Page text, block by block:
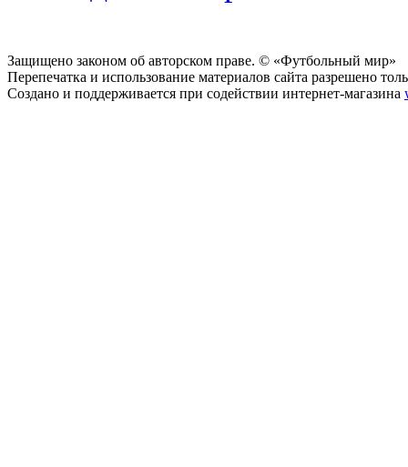
Защищено законом об авторском праве. © «Футбольный мир»
Перепечатка и использование материалов сайта разрешено
Создано и поддерживается при содействии интернет-магазина